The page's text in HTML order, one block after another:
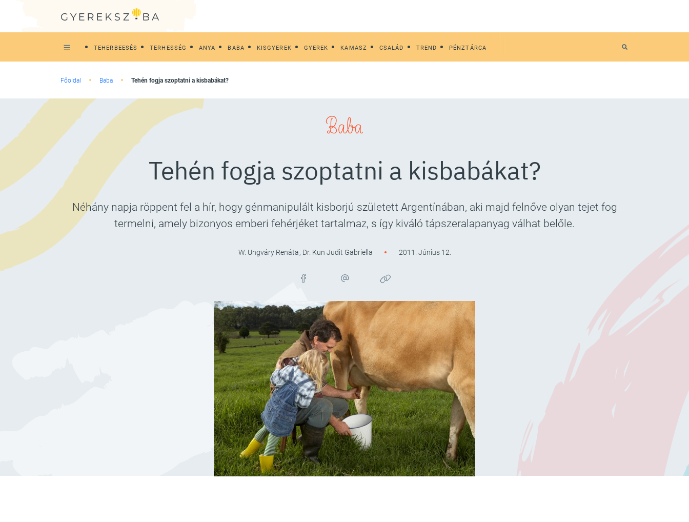
TEHERBEESÉS TERHESSÉG ANYA BABA KISGYEREK GYEREK KAMASZ CSALÁD TREND PÉNZTÁRCA
Főoldal Baba Tehén fogja szoptatni a kisbabákat?
Baba
Tehén fogja szoptatni a kisbabákat?
Néhány napja röppent fel a hír, hogy génmanipulált kisborjú született Argentínában, aki majd felnőve olyan tejet fog
termelni, amely bizonyos emberi fehérjéket tartalmaz, s így kiváló tápszeralapanyag válhat belőle.
W. Ungváry Renáta, Dr. Kun Judit Gabriella 2011. Június 12.